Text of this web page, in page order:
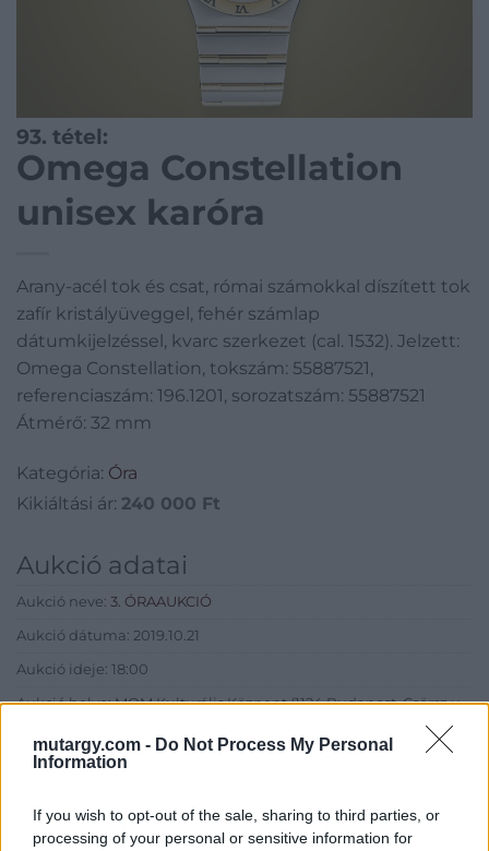
mutargy.com - Do Not Process My Personal
Information
If you wish to opt-out of the sale, sharing to third parties, or
processing of your personal or sensitive information for
93. tétel:
Omega Constellation
unisex karóra
Arany-acél tok és csat, római számokkal díszített tok
zafír kristályüveggel, fehér számlap
dátumkijelzéssel, kvarc szerkezet (cal. 1532). Jelzett:
Omega Constellation, tokszám: 55887521,
referenciaszám: 196.1201, sorozatszám: 55887521
Átmérő: 32 mm
Kategória: Óra
Kikiáltási ár: 240 000 Ft
Aukció adatai
Aukció neve: 3. ÓRAAUKCIÓ
Aukció dátuma: 2019.10.21
Aukció ideje: 18:00
Aukció helye: MOM Kulturális Központ (1124 Budapest, Csörsz u.
Tételszám: 93
Eladó adatai